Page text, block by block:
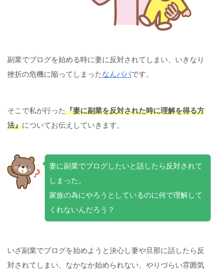
副業でブログを始める時に妻に反対されてしまい、いきなり
挫折の危機に陥ってしまったなんパパです。
そこで私が行った『妻に副業を反対された時に理解を得る方
法』についてお伝えしていきます。
妻に副業でブログしたいと話したら反対されて
しまった。
家族の為にやろうとしているのに何で理解して
くれないんだろう？
いざ副業でブログを始めようと決心し妻や旦那に話したら反
対されてしまい、なかなか始められない、やりづらい雰囲気